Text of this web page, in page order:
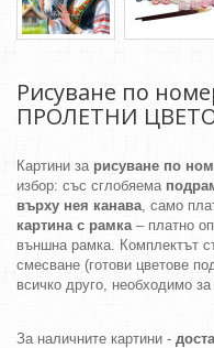
Рисуване по
ПРОЛЕТНИ
Картини за рисуване по
избор: със сглобяема
върху нея канава, само
картина с рамка– платно
външна рамка. Комплектът
смесване (готови цветове
всичко друго, необходимо за
За наличните картини -